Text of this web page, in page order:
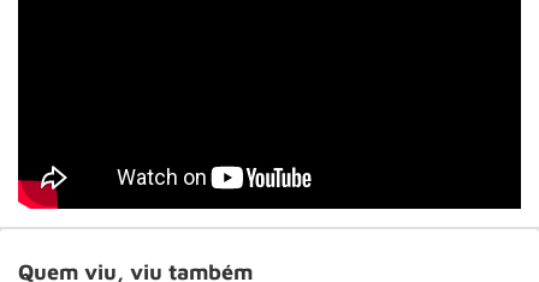
Quem viu, viu também